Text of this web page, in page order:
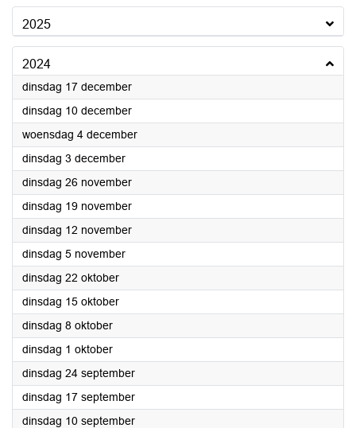
2025
2024
dinsdag 17 december2024
dinsdag 10 december2024
woensdag 4 december2024
dinsdag 3 december2024
dinsdag 26 november2024
dinsdag 19 november2024
dinsdag 12 november2024
dinsdag 5 november2024
dinsdag 22 oktober2024
dinsdag 15 oktober2024
dinsdag 8 oktober2024
dinsdag 1 oktober2024
dinsdag 24 september2024
dinsdag 17 september2024
dinsdag 10 september2024